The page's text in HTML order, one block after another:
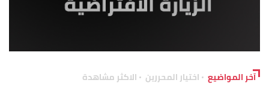
آخر المواضيع اختيار المحررين الاكثر مشاهدة